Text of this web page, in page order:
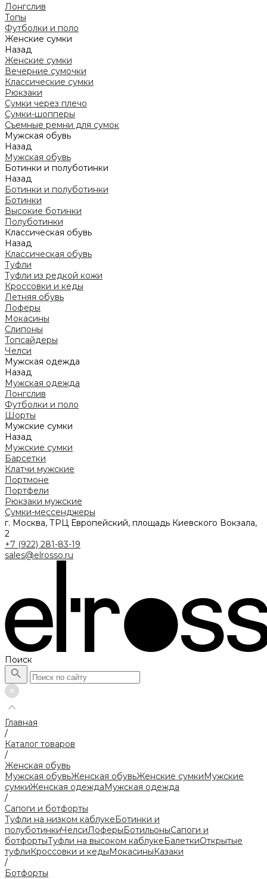
Лонгслив
Топы
Футболки и поло
Женские сумки
Назад
Женские сумки
Вечерние сумочки
Классические сумки
Рюкзаки
Сумки через плечо
Сумки-шопперы
Съемные ремни для сумок
Мужская обувь
Назад
Мужская обувь
Ботинки и полуботинки
Назад
Ботинки и полуботинки
Ботинки
Высокие ботинки
Полуботинки
Классическая обувь
Назад
Классическая обувь
Туфли
Туфли из редкой кожи
Кроссовки и кеды
Летняя обувь
Лоферы
Мокасины
Слипоны
Топсайдеры
Челси
Мужская одежда
Назад
Мужская одежда
Лонгслив
Футболки и поло
Шорты
Мужские сумки
Назад
Мужские сумки
Барсетки
Клатчи мужские
Портмоне
Портфели
Рюкзаки мужские
Сумки-мессенджеры
г. Москва, ТРЦ Европейский, площадь Киевского Вокзала,
2
+7 (922) 281-83-19
sales@elrosso.ru
Поиск
Главная
/
Каталог товаров
/
Женская обувь
Мужская обувьЖенская обувьЖенские сумкиМужские
сумкиЖенская одеждаМужская одежда
/
Сапоги и ботфорты
Туфли на низком каблукеБотинки и
полуботинкиЧелсиЛоферыБотильоныСапоги и
ботфортыТуфли на высоком каблукеБалеткиОткрытые
туфлиКроссовки и кедыМокасиныКазаки
/
Ботфорты